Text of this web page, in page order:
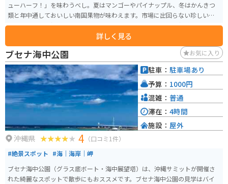
ューハーフ！」を味わうべし。夏はマンゴーやパイナップル、冬はかんきつ
類と年中通しておいしい南国果物が味わえます。市場に出回らない珍しい果
物もあります。新鮮な羽地のたまご「やんばるたまご」とその親鶏「羽地
鶏」を使った食事やお惣菜も楽しめます。
詳しく見る
ブセナ海中公園 お気に入り
沖縄県 4 （口コミ1件）
#絶景スポット #海｜海岸｜岬
ブセナ海中公園（グラス底ボート・海中展望塔）は、沖縄サミットが開催さ
れた綺麗なスポットで散歩にもおススメです。ブセナ海中公園の見学はバイ
駐車： 駐車場あり
予算： 1000円
混雑： 普通
滞在： 4時間
施設： 屋外